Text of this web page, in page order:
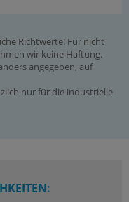
Richtwerte! Für nicht
wir keine Haftung.
angegeben, auf
nur für die industrielle